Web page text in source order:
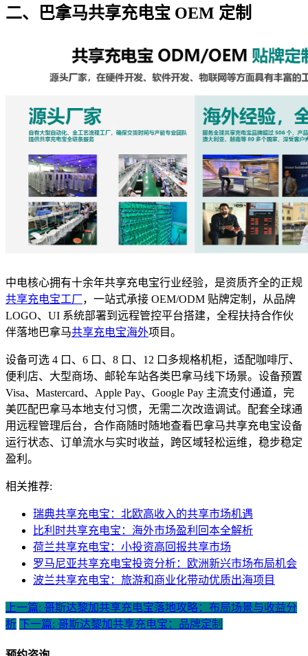
二、巴拿马共享充电宝 OEM 定制
中电核心拥有十余年共享充电宝行业经验，是资质齐全的正规
共享充电宝工厂，一站式承接 OEM/ODM 贴牌定制，从品牌
LOGO、UI 系统部署到远程管控平台搭建，全程扶持合作伙
伴落地巴拿马共享充电宝海外项目。
设备可选 4 口、6 口、8 口、12 口多规格机柜，适配咖啡厅、
便利店、大型商场、邮轮车站各类巴拿马线下场景。设备预置
Visa、Mastercard、Apple Pay、Google Pay 主流支付通道，完
美匹配巴拿马本地支付习惯，无需二次改造调试。配套全球通
用远程管理后台，合作商随时随地查看巴拿马共享充电宝设备
运行状态、订单流水与实时收益，跨区域轻松运维，稳步稳定
盈利。
相关推荐:
瑞典共享充电宝：北欧高收入的共享市场机遇
比利时共享充电宝：海外市场盈利回本全解析
荷兰共享充电宝：小投资高回报共享市场
罗马尼亚共享充电宝投资分析：欧洲新兴市场布局机会
波兰共享充电宝：旅游和商业化带动优质出海项目
上一篇: 哥斯达黎加共享充电宝落地攻略：布局场景与收益分
析 下一篇: 哥斯达黎加共享充电宝：品牌定制